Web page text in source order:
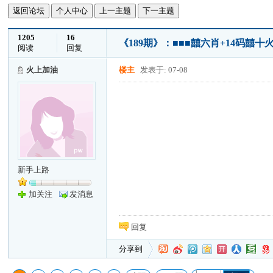
返回论坛 个人中心 上一主题 下一主题
1205
阅读
16
回复
《189期》：■■■囍六肖+14码囍╋
火上加油
新手上路
加关注 发消息
楼主 发表于: 07-08
回复
分享到